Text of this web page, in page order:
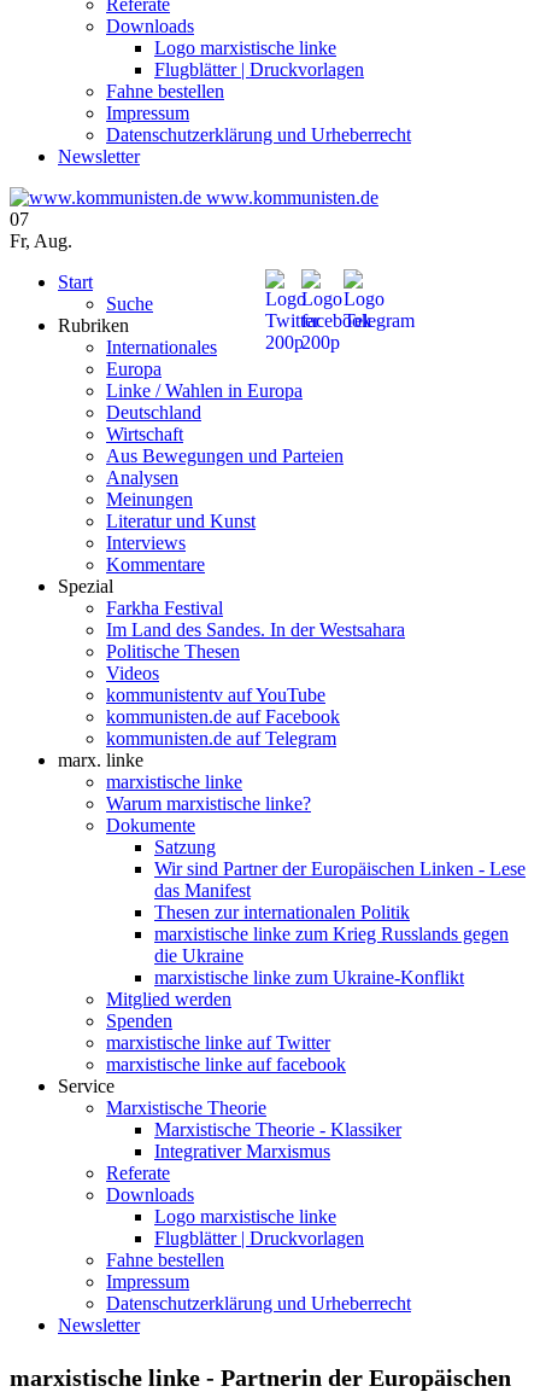
Downloads
Logo marxistische linke
Flugblätter | Druckvorlagen
Fahne bestellen
Impressum
Datenschutzerklärung und Urheberrecht
Newsletter
www.kommunisten.de
07
Fr, Aug.
Start
Suche
Rubriken
Internationales
Europa
Linke / Wahlen in Europa
Deutschland
Wirtschaft
Aus Bewegungen und Parteien
Analysen
Meinungen
Literatur und Kunst
Interviews
Kommentare
Spezial
Farkha Festival
Im Land des Sandes. In der Westsahara
Politische Thesen
Videos
kommunistentv auf YouTube
kommunisten.de auf Facebook
kommunisten.de auf Telegram
marx. linke
marxistische linke
Warum marxistische linke?
Dokumente
Satzung
Wir sind Partner der Europäischen Linken - Lese
das Manifest
Thesen zur internationalen Politik
marxistische linke zum Krieg Russlands gegen
die Ukraine
marxistische linke zum Ukraine-Konflikt
Mitglied werden
Spenden
marxistische linke auf Twitter
marxistische linke auf facebook
Service
Marxistische Theorie
Marxistische Theorie - Klassiker
Integrativer Marxismus
Referate
Downloads
Logo marxistische linke
Flugblätter | Druckvorlagen
Fahne bestellen
Impressum
Datenschutzerklärung und Urheberrecht
Newsletter
marxistische linke - Partnerin der Europäischen